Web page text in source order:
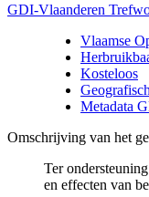
GDI-Vlaanderen
Vlaamse
Kosteloos
Metadata
Omschrijving van het
Ter
en effecten van